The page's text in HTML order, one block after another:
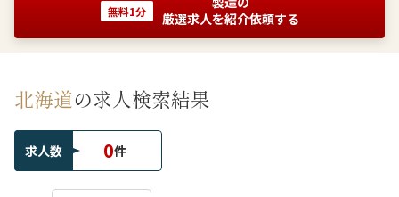
無料1分
厳選求人を紹介依頼する
北海道の求人検索結果
求人数 0件